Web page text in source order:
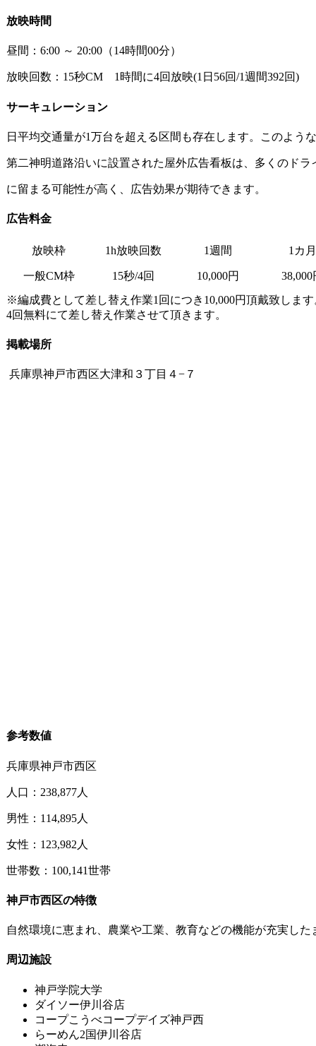
放映時間
昼間：6:00 ～ 20:00（14時間00分）
放映回数：15秒CM 1時間に4回放映(1日56回/1週間392回)
サーキュレーション
日平均交通量が1万台を超える区間も存在します。 このよう
第二神明道路沿いに設置された屋外広告看板は、 多くのドラ
に留まる可能性が高く、広告効果が期待できます。
広告料金
放映枠 1h放映回数 1週間 1カ月
一般CM枠 15秒/4回 10,000円
38,000
※編成費として差し替え作業1回につき10,000円頂戴致しま
4回無料にて差し替え作業させて頂きます。
掲載場所
兵庫県神戸市西区大津和３丁目４−７
参考数値
兵庫県神戸市西区
人口：238,877人
男性：114,895人
女性：123,982人
世帯数：100,141世帯
神戸市西区の特徴
自然環境に恵まれ、農業や工業、教育などの機能が充実した
周辺施設
神戸学院大学
ダイソー伊川谷店
コープこうべコープデイズ神戸西
らーめん2国伊川谷店